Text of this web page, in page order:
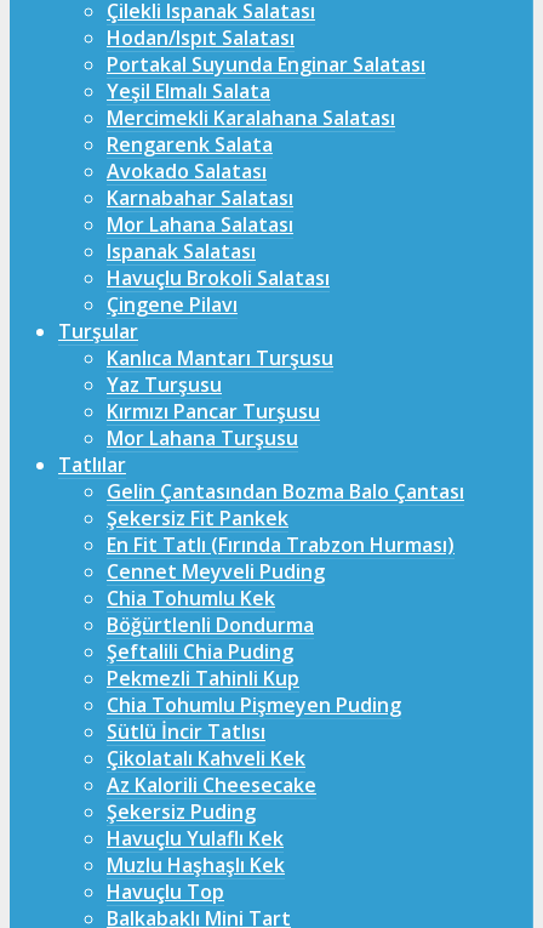
Çilekli Ispanak Salatası
Hodan/Ispıt Salatası
Portakal Suyunda Enginar Salatası
Yeşil Elmalı Salata
Mercimekli Karalahana Salatası
Rengarenk Salata
Avokado Salatası
Karnabahar Salatası
Mor Lahana Salatası
Ispanak Salatası
Havuçlu Brokoli Salatası
Çingene Pilavı
Turşular
Kanlıca Mantarı Turşusu
Yaz Turşusu
Kırmızı Pancar Turşusu
Mor Lahana Turşusu
Tatlılar
Gelin Çantasından Bozma Balo Çantası
Şekersiz Fit Pankek
En Fit Tatlı (Fırında Trabzon Hurması)
Cennet Meyveli Puding
Chia Tohumlu Kek
Böğürtlenli Dondurma
Şeftalili Chia Puding
Pekmezli Tahinli Kup
Chia Tohumlu Pişmeyen Puding
Sütlü İncir Tatlısı
Çikolatalı Kahveli Kek
Az Kalorili Cheesecake
Şekersiz Puding
Havuçlu Yulaflı Kek
Muzlu Haşhaşlı Kek
Havuçlu Top
Balkabaklı Mini Tart